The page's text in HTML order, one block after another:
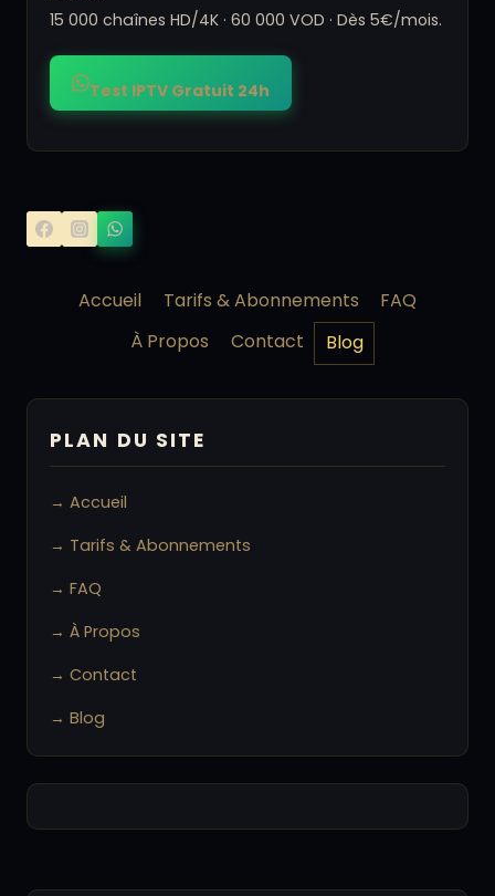
15 000 chaînes HD/4K · 60 000 VOD · Dès 5€/mois.
Test IPTV Gratuit 24h
Accueil Tarifs & Abonnements
FAQ
À Propos
Contact Blog
PLAN DU SITE
→ Accueil
→ Tarifs & Abonnements
→ FAQ
→ À Propos
→ Contact
→ Blog